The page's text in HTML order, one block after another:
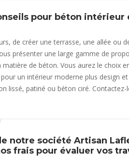
pour béton intérieur
de créer une terrasse, une allée ou
présenter une large gamme de
de béton. Vous aurez le choix
un intérieur moderne plus design
lissé, patiné ou béton ciré. Contactez-
notre société Artisan
frais pour évaluer vos